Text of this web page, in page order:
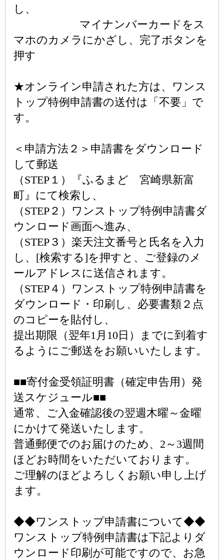
し、
マイナンバーカードをス
マホのカメラにかざし、完了ボタンを
押す
★オンライン申請された方は、ワンス
トップ特例申請書の送付は「不要」で
す。
＜申請方法２＞申請書をダウンロード
して郵送
（STEP１）『ふるまど 宮崎県新富
町』にて検索し、
（STEP２）ワンストップ特例申請書ダ
ウンロード画面へ進み、
（STEP３）楽天注文番号と氏名を入力
し、[検索する]を押すと、ご登録のメ
ールアドレスに送信されます。
（STEP４）ワンストップ特例申請書を
ダウンロード・印刷し、必要書類２点
のコピーを貼付し、
提出期限（翌年1月10日）までに到着す
るようにご郵送をお願いいたします。
■■寄付金受領証明書（確定申告用）発
送スケジュール■■
通常、ご入金確認後の翌週木曜～金曜
にかけて発送いたします。
普通郵便でのお届けのため、2～3週間
ほどお時間をいただいております。
ご理解のほどよろしくお願い申し上げ
ます。
◆◆ワンストップ申請書について◆◆
ワンストップ特例申請書は下記よりダ
ウンロード印刷が可能ですので、お急